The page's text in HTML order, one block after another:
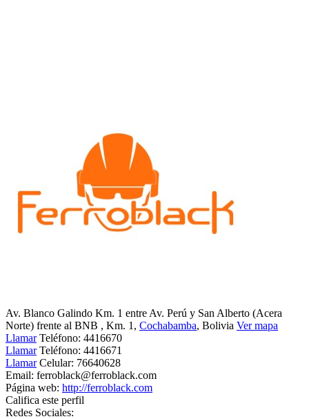
Av. Blanco Galindo Km. 1 entre Av. Perú y San Alberto (Acera
Norte) frente al BNB , Km. 1, Cochabamba, Bolivia Ver mapa
Llamar Teléfono: 4416670
Llamar Teléfono: 4416671
Llamar Celular: 76640628
Email: ferroblack@ferroblack.com
Página web: http://ferroblack.com
Califica este perfil
Redes Sociales: